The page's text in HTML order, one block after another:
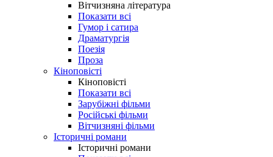
Вітчизняна література
Показати всі
Гумор і сатира
Драматургія
Поезія
Проза
Кіноповісті
Кіноповісті
Показати всі
Зарубіжні фільми
Російські фільми
Вітчизняні фільми
Історичні романи
Історичні романи